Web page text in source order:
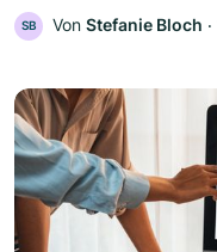
SB Von Stefanie Bloch ‧